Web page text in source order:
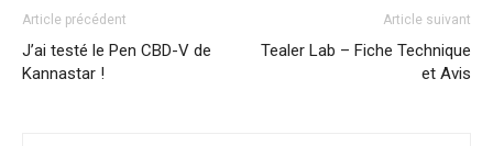
Article précédent
J’ai testé le Pen CBD-V de
Kannastar !
Article suivant
Tealer Lab – Fiche Technique
et Avis